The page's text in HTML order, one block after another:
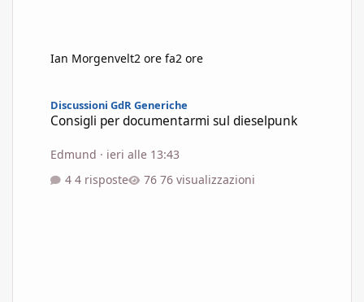
Ian Morgenvelt2 ore fa2 ore
Discussioni GdR Generiche
Consigli per documentarmi sul dieselpunk
Edmund · ieri alle 13:43
4 risposte
76 visualizzazioni